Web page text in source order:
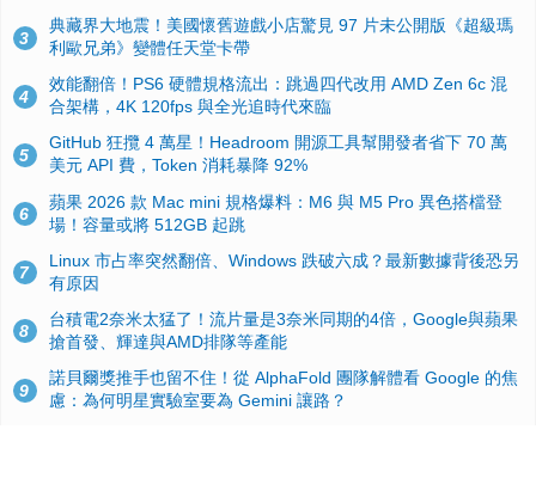
3
典藏界大地震！美國懷舊遊戲小店驚見 97 片未公開版《超級瑪
利歐兄弟》變體任天堂卡帶
4
效能翻倍！PS6 硬體規格流出：跳過四代改用 AMD Zen 6c 混
合架構，4K 120fps 與全光追時代來臨
5
GitHub 狂攬 4 萬星！Headroom 開源工具幫開發者省下 70 萬
美元 API 費，Token 消耗暴降 92%
6
蘋果 2026 款 Mac mini 規格爆料：M6 與 M5 Pro 異色搭檔登
場！容量或將 512GB 起跳
7
Linux 市占率突然翻倍、Windows 跌破六成？最新數據背後恐另
有原因
8
台積電2奈米太猛了！流片量是3奈米同期的4倍，Google與蘋果
搶首發、輝達與AMD排隊等產能
9
諾貝爾獎推手也留不住！從 AlphaFold 團隊解體看 Google 的焦
慮：為何明星實驗室要為 Gemini 讓路？